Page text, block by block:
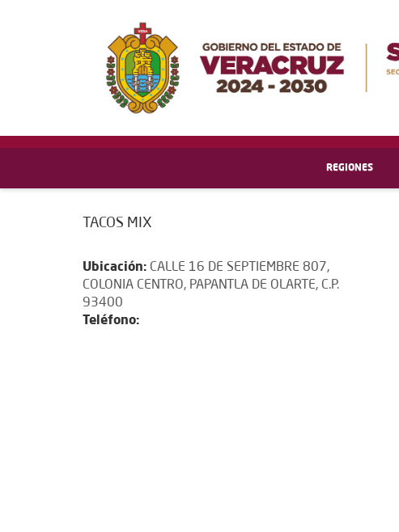
REGIONES
TACOS MIX
Ubicación: CALLE 16 DE SEPTIEMBRE 807,
COLONIA CENTRO, PAPANTLA DE OLARTE, C.P.
93400
Teléfono: